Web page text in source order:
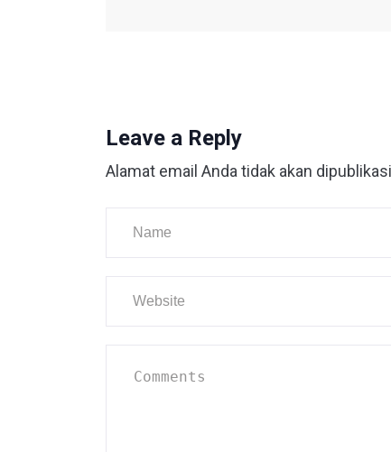
Leave a Reply
Alamat email Anda tidak akan